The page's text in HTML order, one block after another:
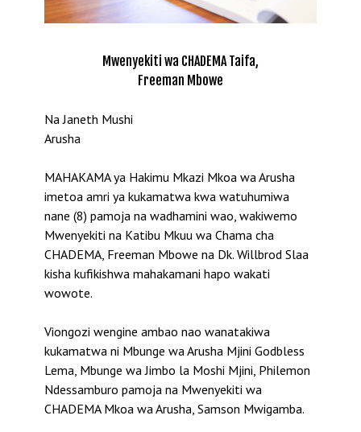
Mwenyekiti wa CHADEMA Taifa,
Freeman Mbowe
Na Janeth Mushi
Arusha
MAHAKAMA ya Hakimu Mkazi Mkoa wa Arusha
imetoa amri ya kukamatwa kwa watuhumiwa
nane (8) pamoja na wadhamini wao, wakiwemo
Mwenyekiti na Katibu Mkuu wa Chama cha
CHADEMA, Freeman Mbowe na Dk. Willbrod Slaa
kisha kufikishwa mahakamani hapo wakati
wowote.
Viongozi wengine ambao nao wanatakiwa
kukamatwa ni Mbunge wa Arusha Mjini Godbless
Lema, Mbunge wa Jimbo la Moshi Mjini, Philemon
Ndessamburo pamoja na Mwenyekiti wa
CHADEMA Mkoa wa Arusha, Samson Mwigamba.